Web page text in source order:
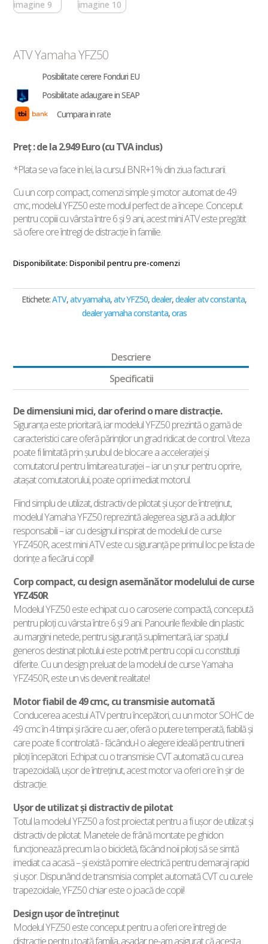
ATV Yamaha YFZ50
Posibilitate cerere Fonduri EU
Posibilitate adaugare in SEAP
Cumpara in rate
Preț : de la 2.949 Euro (cu TVA inclus)
*Plata se va face in lei, la cursul BNR+1% din ziua facturarii.
Cu un corp compact, comenzi simple şi motor automat de 49
cmc, modelul YFZ50 este modul perfect de a începe. Conceput
pentru copiii cu vârsta între 6 şi 9 ani, acest mini ATV este pregătit
să ofere ore întregi de distracţie în familie.
Disponibilitate:Disponibil pentru pre-comenzi
Etichete:ATV,atv yamaha,atv YFZ50,dealer,dealer atv constanta,
dealer yamaha constanta,oras
Descriere
Specificatii
De dimensiuni mici, dar oferind o mare distracţie.
Siguranţa este prioritară, iar modelul YFZ50 prezintă o gamă de
caracteristici care oferă părinţilor un grad ridicat de control. Viteza
poate fi limitată prin şurubul de blocare a acceleraţiei şi
comutatorul pentru limitarea turaţiei – iar un şnur pentru oprire,
ataşat comutatorului, poate opri imediat motorul.
Fiind simplu de utilizat, distractiv de pilotat şi uşor de întreţinut,
modelul Yamaha YFZ50 reprezintă alegerea sigură a adulţilor
responsabili – iar cu designul inspirat de modelul de curse
YFZ450R, acest mini ATV este cu siguranţă pe primul loc pe lista de
dorinţe a fiecărui copil!
Corp compact, cu design asemănător modelului de curse
YFZ450R
Modelul YFZ50 este echipat cu o caroserie compactă, concepută
pentru piloţi cu vârsta între 6 şi 9 ani. Panourile flexibile din plastic
au margini netede, pentru siguranţă suplimentară, iar spaţiul
generos destinat pilotului este potrivit pentru copii cu constituţii
diferite. Cu un design preluat de la modelul de curse Yamaha
YFZ450R, este un vis devenit realitate!
Motor fiabil de 49 cmc, cu transmisie automată
Conducerea acestui ATV pentru începători, cu un motor SOHC de
49 cmc în 4 timpi şi răcire cu aer, oferă o putere temperată, fiabilă şi
care poate fi controlată - făcându-l o alegere ideală pentru tinerii
piloţi începători. Echipat cu o transmisie CVT automată cu curea
trapezoidală, uşor de întreţinut, acest motor va oferi ore în şir de
distracţie.
Uşor de utilizat şi distractiv de pilotat
Totul la modelul YFZ50 a fost proiectat pentru a fi uşor de utilizat şi
distractiv de pilotat. Manetele de frână montate pe ghidon
funcţionează precum la o bicicletă, făcând noii piloţi să se simtă
imediat ca acasă – şi există pornire electrică pentru demaraj rapid
şi uşor. Dispunând de transmisia complet automată CVT cu curele
trapezoidale, YFZ50 chiar este o joacă de copii!
Design uşor de întreţinut
Modelul YFZ50 este conceput pentru a oferi ore întregi de
distracţie pentru toată familia, aşadar ne-am asigurat că acesta